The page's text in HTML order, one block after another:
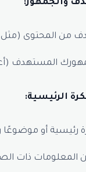
من المحتوى (مثل
المستهدف
رئيسية أو موضوعًا
المعلومات ذات